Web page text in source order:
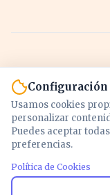
Noticias y
Configuración
Usamos cookies
personalizar
Puedes aceptar
preferencias.
Política de Cookies